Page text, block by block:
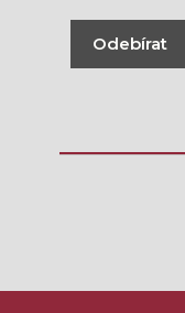
Odebírat